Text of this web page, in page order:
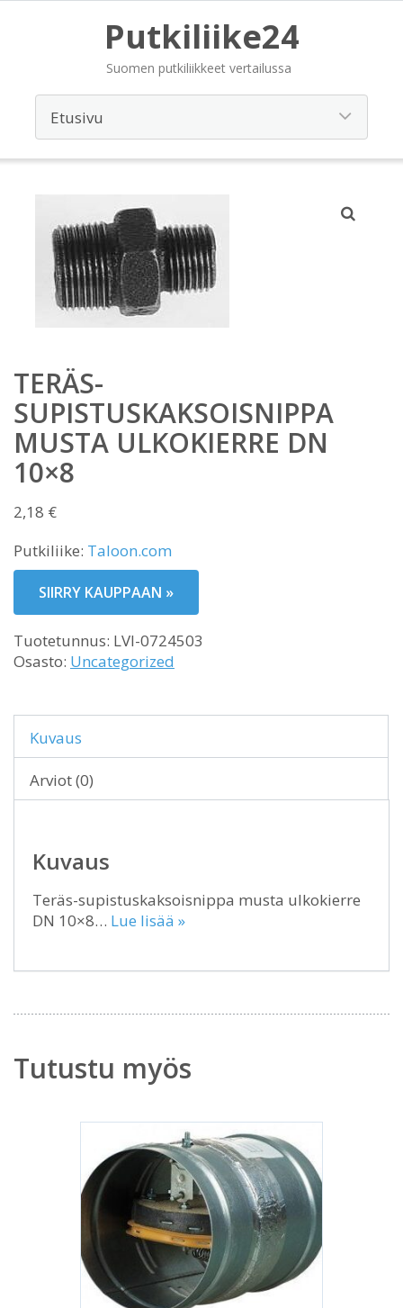
Putkiliike24
Suomen putkiliikkeet vertailussa
TERÄS-
SUPISTUSKAKSOISNIPPA
MUSTA ULKOKIERRE DN
10×8
2,18 €
Putkiliike: Taloon.com
SIIRRY KAUPPAAN »
Tuotetunnus: LVI-0724503
Osasto: Uncategorized
Kuvaus
Arviot (0)
Kuvaus
Teräs-supistuskaksoisnippa musta ulkokierre
DN 10×8… Lue lisää »
Tutustu myös